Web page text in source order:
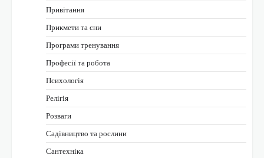
Привітання
Прикмети та сни
Програми тренування
Професії та робота
Психологія
Релігія
Розваги
Садівництво та рослини
Сантехніка